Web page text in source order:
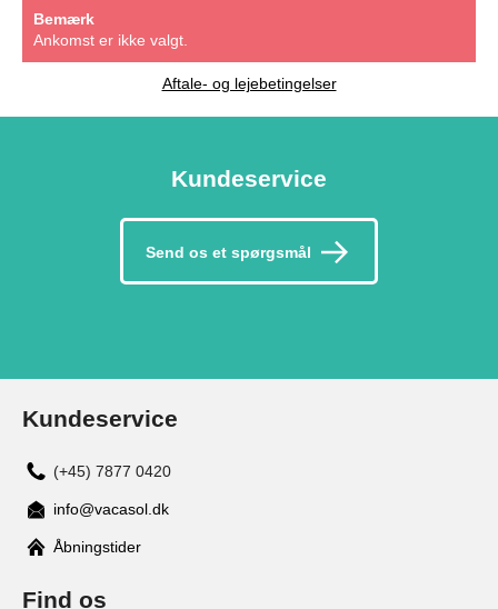
Bemærk
Ankomst er ikke valgt.
Aftale- og lejebetingelser
Kundeservice
Send os et spørgsmål
Kundeservice
(+45) 7877 0420
info@vacasol.dk
Åbningstider
Find os